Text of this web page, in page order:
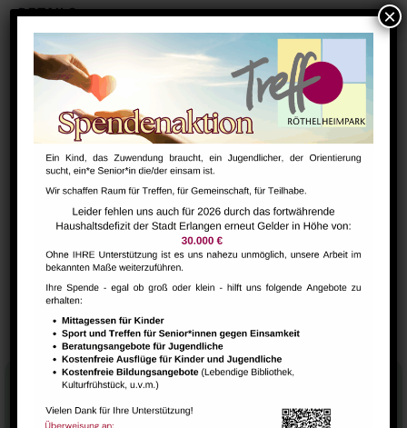
DETAILS
Datum:
September 1
Zeit:
11:30 - 12:45
Serien:
NextSteps / BabySteps (1-3 Jahre)
VERANSTALTUNGSORT
NextSteps / BabySteps (1-
3 Jahre)
SuppKultur – gemütlicher